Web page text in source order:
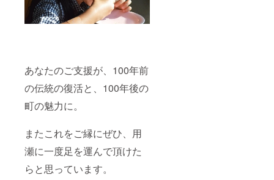
あなたのご支援が、100年前
の伝統の復活と、100年後の
町の魅力に。
またこれをご縁にぜひ、用
瀬に一度足を運んで頂けた
らと思っています。